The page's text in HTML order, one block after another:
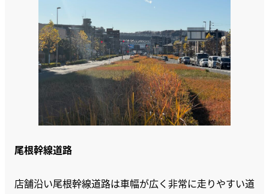
尾根幹線道路
店舗沿い尾根幹線道路は車幅が広く非常に走りやすい道